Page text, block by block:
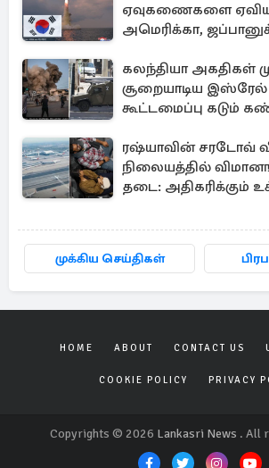
ஏவுகணைகளை
அமெரிக்கா,
கலந்தியா அகதிகள்
சூறையாடிய இஸ்ரேல்
கூட்டமைப்பு கடும்
ரஷ்யாவின் சரடோவ்
நிலையத்தில்
தடை: அதிகரிக்கும்
முக்கிய செய்திகள்
HOME ABOUT CONTACT US
COOKIE POLICY PRIVACY
Copyrights © 2026 Lankasri News . All